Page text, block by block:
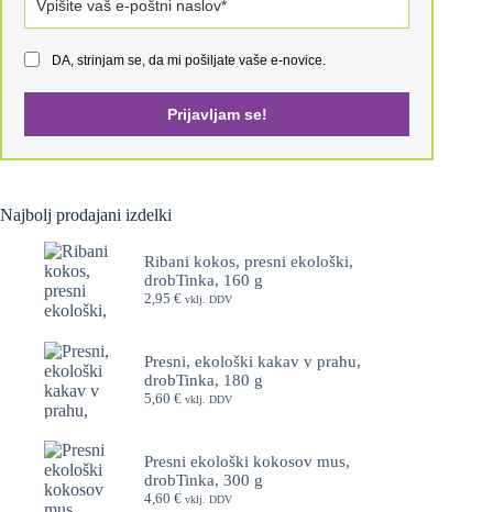
DA, strinjam se, da mi pošiljate vaše e-novice.
Prijavljam se!
Najbolj prodajani izdelki
Ribani kokos, presni ekološki,
drobTinka, 160 g
2,95 € vklj. DDV
Presni, ekološki kakav v prahu,
drobTinka, 180 g
5,60 € vklj. DDV
Presni ekološki kokosov mus,
drobTinka, 300 g
4,60 € vklj. DDV